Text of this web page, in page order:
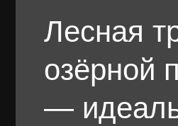
Лесная
озёрной
—